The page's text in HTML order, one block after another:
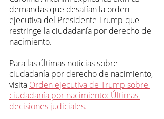
demandas que desafían la orden
ejecutiva del Presidente Trump que
restringe la ciudadanía por derecho de
nacimiento.
Para las últimas noticias sobre
ciudadanía por derecho de nacimiento,
visita Orden ejecutiva de Trump sobre
ciudadanía por nacimiento: Últimas
decisiones judiciales.